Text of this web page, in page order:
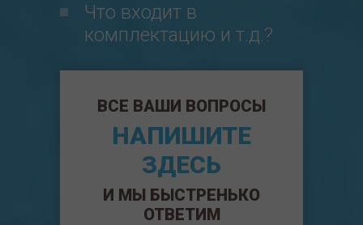
Что входит в
комплектацию и т.д.?
ВСЕ ВАШИ ВОПРОСЫ
НАПИШИТЕ
ЗДЕСЬ
И МЫ БЫСТРЕНЬКО
ОТВЕТИМ